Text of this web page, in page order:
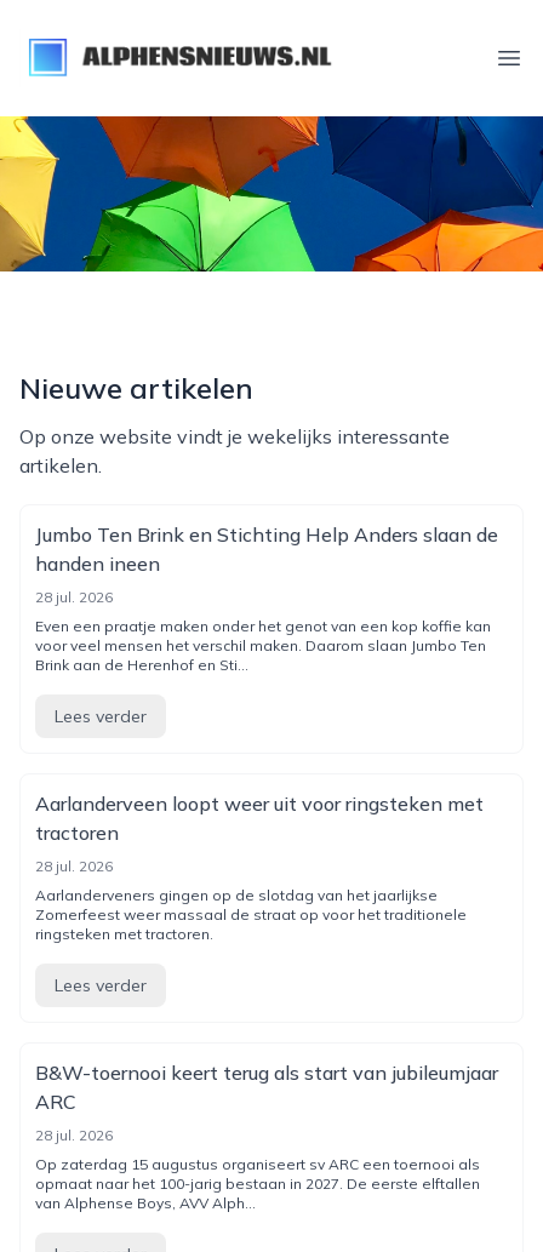
alphensnieuws.nl
Nieuwe artikelen
Op onze website vindt je wekelijks interessante
artikelen.
Jumbo Ten Brink en Stichting Help Anders slaan de
handen ineen
28 jul. 2026
Even een praatje maken onder het genot van een kop koffie kan
voor veel mensen het verschil maken. Daarom slaan Jumbo Ten
Brink aan de Herenhof en Sti...
Lees verder
Aarlanderveen loopt weer uit voor ringsteken met
tractoren
28 jul. 2026
Aarlanderveners gingen op de slotdag van het jaarlijkse
Zomerfeest weer massaal de straat op voor het traditionele
ringsteken met tractoren.
Lees verder
B&W-toernooi keert terug als start van jubileumjaar
ARC
28 jul. 2026
Op zaterdag 15 augustus organiseert sv ARC een toernooi als
opmaat naar het 100-jarig bestaan in 2027. De eerste elftallen
van Alphense Boys, AVV Alph...